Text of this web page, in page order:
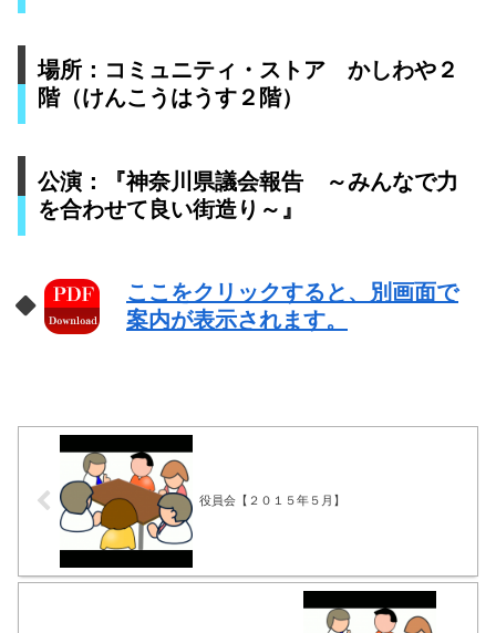
場所：コミュニティ・ストア かしわや２
階（けんこうはうす２階）
公演：『神奈川県議会報告 ～みんなで力
を合わせて良い街造り～』
ここをクリックすると、別画面で
案内が表示されます。
役員会【２０１５年５月】